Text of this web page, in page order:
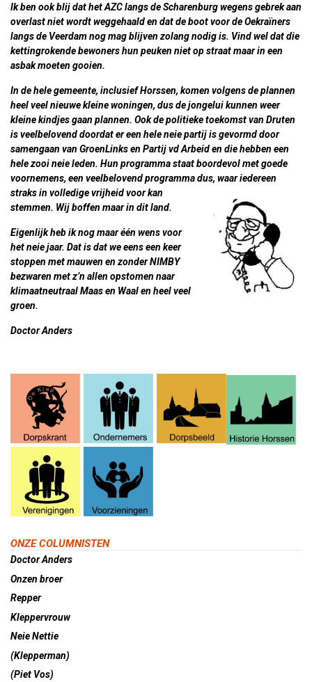
Ik ben ook blij dat het AZC langs de Scharenburg wegens gebrek aan
overlast niet wordt weggehaald en dat de boot voor de Oekraïners
langs de Veerdam nog mag blijven zolang nodig is. Vind wel dat die
kettingrokende bewoners hun peuken niet op straat maar in een
asbak moeten gooien.
In de hele gemeente, inclusief Horssen, komen volgens de plannen
heel veel nieuwe kleine woningen, dus de jongelui kunnen weer
kleine kindjes gaan plannen. Ook de politieke toekomst van Druten
is veelbelovend doordat er een hele neie partij is gevormd door
samengaan van GroenLinks en Partij vd Arbeid en die hebben een
hele zooi neie leden. Hun programma staat boordevol met goede
voornemens, een veelbelovend programma dus, waar iedereen
straks in volledigevrijheid voor kan
stemmen. Wij boffen maar in dit land.
Eigenlijk heb ik nog maar één wens voor
het neie jaar. Dat is dat we eens een keer
stoppen met mauwen en zonder NIMBY
bezwaren met z’n allen opstomen naar
klimaatneutraal Maas en Waal en heel veel
groen.
Doctor Anders
ONZE COLUMNISTEN
Doctor Anders
Onzen broer
Repper
Kleppervrouw
Neie Nettie
(Klepperman)
(Piet Vos)